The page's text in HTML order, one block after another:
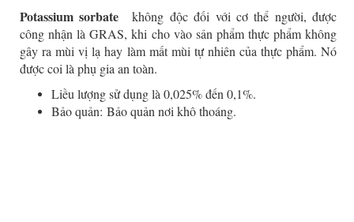
Potassium sorbate
không độc đối với cơ thể người, được
công nhận là GRAS, khi cho vào sản phẩm thực phẩm không
gây ra mùi vị lạ hay làm mất mùi tự nhiên của thực phẩm. Nó
được coi là phụ gia an toàn.
Liều lượng sử dụng là 0,025% đến 0,1%.
Bảo quản: Bảo quản nơi khô thoáng.